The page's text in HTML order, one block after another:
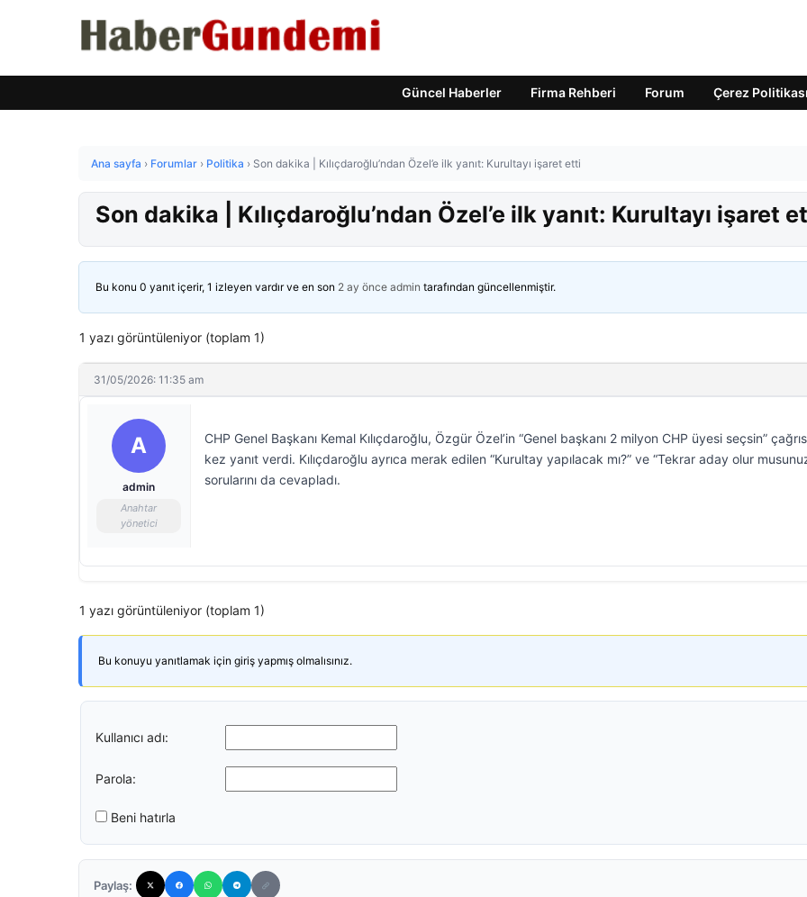
Güncel Haberler Firma Rehberi Forum Çerez Politikası
Ana sayfa › Forumlar › Politika › Son dakika | Kılıçdaroğlu’ndan Özel’e ilk yanıt: Kurultayı işaret etti
Son dakika | Kılıçdaroğlu’ndan Özel’e ilk yanıt: Kurultayı işaret
Bu konu 0 yanıt içerir, 1 izleyen vardır ve en son 2 ay önce admin tarafından güncellenmiştir.
1 yazı görüntüleniyor (toplam 1)
31/05/2026: 11:35 am
A
admin
Anahtar
yönetici
CHP Genel Başkanı Kemal Kılıçdaroğlu, Özgür Özel’in “Genel başkanı 2 milyon CHP üyesi seçsin”
kez yanıt verdi. Kılıçdaroğlu ayrıca merak edilen “Kurultay yapılacak mı?” ve “Tekrar aday olur
sorularını da cevapladı.
1 yazı görüntüleniyor (toplam 1)
Bu konuyu yanıtlamak için giriş yapmış olmalısınız.
Kullanıcı adı:
Parola:
Beni hatırla
Paylaş: